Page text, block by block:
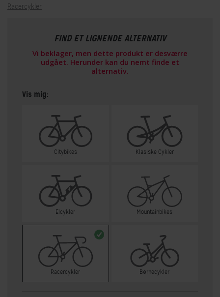
Racercykler
FIND ET LIGNENDE ALTERNATIV
Vi beklager, men dette produkt er desværre
udgået. Herunder kan du nemt finde et
alternativ.
Vis mig:
Citybikes Klasiske Cykler
Elcykler Mountainbikes
Racercykler Børnecykler